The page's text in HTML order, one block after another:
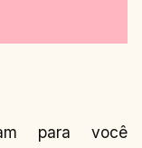
para você